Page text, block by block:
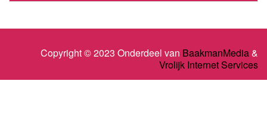
Copyright © 2023 Onderdeel van BaakmanMedia&
Vrolijk Internet Services